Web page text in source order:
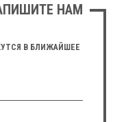
НАМ
В БЛИЖАЙШЕЕ